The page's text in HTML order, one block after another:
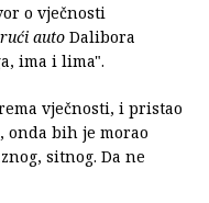
o vječnosti
auto Dalibora
ima i lima".
vječnosti, i pristao
onda bih je morao
sitnog. Da ne